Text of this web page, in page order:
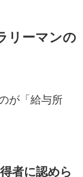
リーマンの
が「給与所
者に認めら